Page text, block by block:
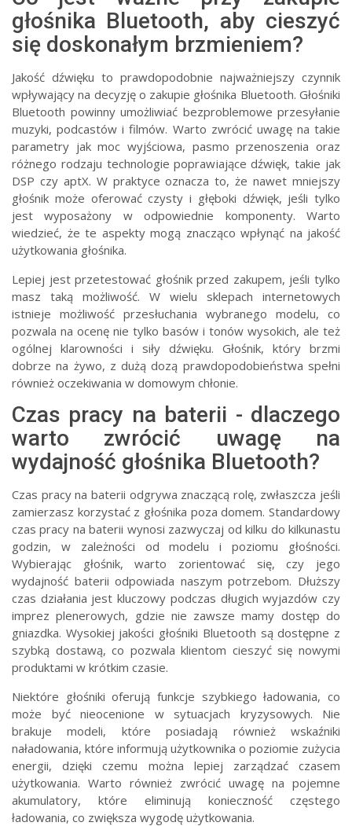
głośnika Bluetooth, aby cieszyć
się doskonałym brzmieniem?
Jakość dźwięku to prawdopodobnie najważniejszy czynnik
wpływający na decyzję o zakupie głośnika Bluetooth. Głośniki
Bluetooth powinny umożliwiać bezproblemowe przesyłanie
muzyki, podcastów i filmów. Warto zwrócić uwagę na takie
parametry jak moc wyjściowa, pasmo przenoszenia oraz
różnego rodzaju technologie poprawiające dźwięk, takie jak
DSP czy aptX. W praktyce oznacza to, że nawet mniejszy
głośnik może oferować czysty i głęboki dźwięk, jeśli tylko
jest wyposażony w odpowiednie komponenty. Warto
wiedzieć, że te aspekty mogą znacząco wpłynąć na jakość
użytkowania głośnika.
Lepiej jest przetestować głośnik przed zakupem, jeśli tylko
masz taką możliwość. W wielu sklepach internetowych
istnieje możliwość przesłuchania wybranego modelu, co
pozwala na ocenę nie tylko basów i tonów wysokich, ale też
ogólnej klarowności i siły dźwięku. Głośnik, który brzmi
dobrze na żywo, z dużą dozą prawdopodobieństwa spełni
również oczekiwania w domowym chłonie.
Czas pracy na baterii - dlaczego
warto zwrócić uwagę na
wydajność głośnika Bluetooth?
Czas pracy na baterii odgrywa znaczącą rolę, zwłaszcza jeśli
zamierzasz korzystać z głośnika poza domem. Standardowy
czas pracy na baterii wynosi zazwyczaj od kilku do kilkunastu
godzin, w zależności od modelu i poziomu głośności.
Wybierając głośnik, warto zorientować się, czy jego
wydajność baterii odpowiada naszym potrzebom. Dłuższy
czas działania jest kluczowy podczas długich wyjazdów czy
imprez plenerowych, gdzie nie zawsze mamy dostęp do
gniazdka. Wysokiej jakości głośniki Bluetooth są dostępne z
szybką dostawą, co pozwala klientom cieszyć się nowymi
produktami w krótkim czasie.
Niektóre głośniki oferują funkcje szybkiego ładowania, co
może być nieocenione w sytuacjach kryzysowych. Nie
brakuje modeli, które posiadają również wskaźniki
naładowania, które informują użytkownika o poziomie zużycia
energii, dzięki czemu można lepiej zarządzać czasem
użytkowania. Warto również zwrócić uwagę na pojemne
akumulatory, które eliminują konieczność częstego
ładowania, co zwiększa wygodę użytkowania.